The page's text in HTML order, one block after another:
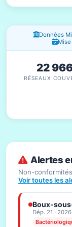
Fenêtres
Données
22
RÉSEAUX
Alertes
Non-
Voir toutes les
Boux-
Dép. 21 ·